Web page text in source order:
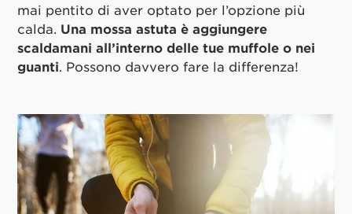
mai pentito di aver optato per l’opzione più
calda. Una mossa astuta è aggiungere
scaldamani all’interno delle tue muffole o nei
guanti. Possono davvero fare la differenza!